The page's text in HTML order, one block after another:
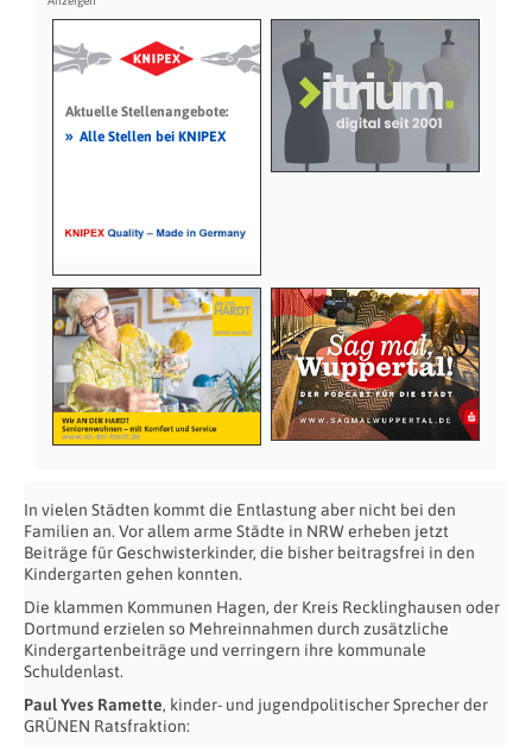
Aktuelle Stellenangebote:
» Alle Stellen bei KNIPEX
In vielen Städten kommt die Entlastung aber nicht bei den
Familien an. Vor allem arme Städte in NRW erheben jetzt
Beiträge für Geschwisterkinder, die bisher beitragsfrei in den
Kindergarten gehen konnten.
Die klammen Kommunen Hagen, der Kreis Recklinghausen oder
Dortmund erzielen so Mehreinnahmen durch zusätzliche
Kindergartenbeiträge und verringern ihre kommunale
Schuldenlast.
Paul Yves Ramette, kinder- und jugendpolitischer Sprecher der
GRÜNEN Ratsfraktion: